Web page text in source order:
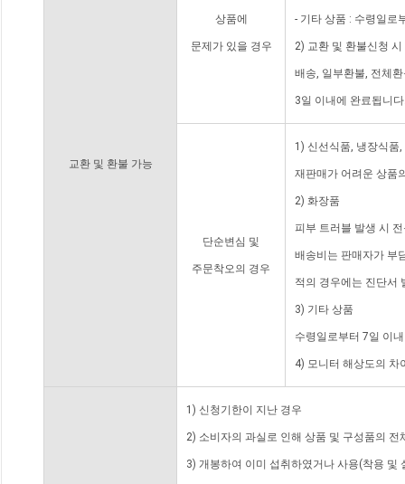
교환 및 환불 가능
상품에
문제가 있을 경우
- 기타 상품 : 수령일로
2) 교환 및 환불신청
배송, 일부환불, 전체
3일 이내에 완료됩니
단순변심 및
주문착오의 경우
1) 신선식품, 냉장식품
재판매가 어려운 상품
2) 화장품
피부 트러블 발생 시
배송비는 판매자가 부
적의 경우에는 진단서
3) 기타 상품
수령일로부터 7일 이
4) 모니터 해상도의 차
1) 신청기한이 지난 경우
2) 소비자의 과실로 인해 상품 및 구성품의
3) 개봉하여 이미 섭취하였거나 사용(착용 및